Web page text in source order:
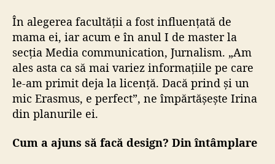
În alegerea facultății a fost influențată de
mama ei, iar acum e în anul I de master la
secția Media communication, Jurnalism. „Am
ales asta ca să mai variez informațiile pe care
le-am primit deja la licență. Dacă prind și un
mic Erasmus, e perfect”, ne împărtășește Irina
din planurile ei.
Cum a ajuns să facă design? Din întâmplare